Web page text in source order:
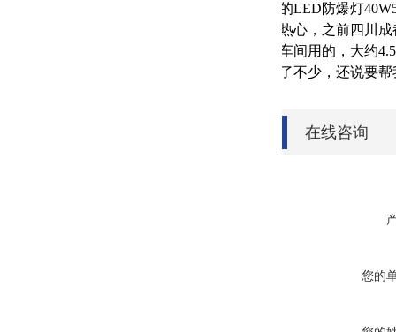
的LED防爆灯
热心，之前四川
车间用的，大约
了不少，还说要
在线咨询
您的